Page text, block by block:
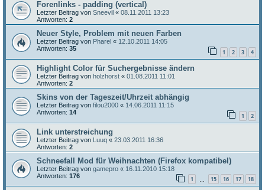
Forenlinks - padding (vertical)
Letzter Beitrag von Sneevil « 08.11.2011 13:23
Antworten: 2
Neuer Style, Problem mit neuen Farben
Letzter Beitrag von Pharel « 12.10.2011 14:05
Antworten: 35 1 2 3 4
Highlight Color für Suchergebnisse ändern
Letzter Beitrag von holzhorst « 01.08.2011 11:01
Antworten: 2
Skins von der Tageszeit/Uhrzeit abhängig
Letzter Beitrag von filou2000 « 14.06.2011 11:15
Antworten: 14 1 2
Link unterstreichung
Letzter Beitrag von Luuq « 23.03.2011 16:36
Antworten: 2
Schneefall Mod für Weihnachten (Firefox kompatibel)
Letzter Beitrag von gamepro « 16.11.2010 15:18
Antworten: 176 1 15 16 17 18